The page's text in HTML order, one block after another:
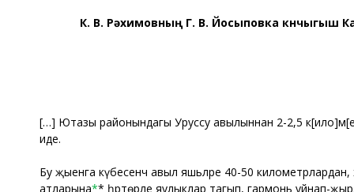
К. В. Рәхимовның Г. В. Йосыповка көнчыгыш
[…] Ютазы районындагы Уруссу авылыннан 2-2,5
иде.
Бу җыенга күбесенчә авыл яшьләре 40-50
атларына** һәртөрле яулыклар тагып, гармонь уйнап-